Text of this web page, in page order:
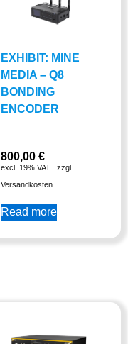
EXHIBIT: MINE
MEDIA – Q8
BONDING
ENCODER
800,00 €
excl. 19% VAT
zzgl.
Versandkosten
Read more